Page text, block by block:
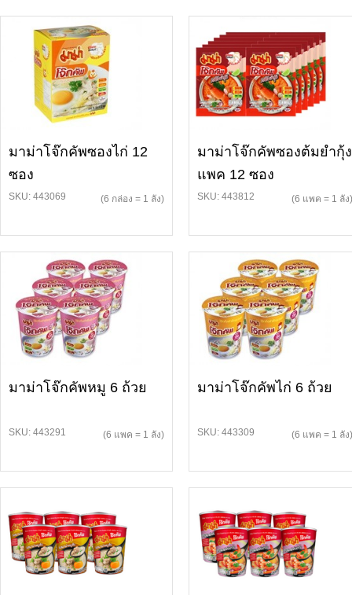
มาม่าโจ๊กคัพซองไก่ 12
ซอง
SKU: 443069 (6 กล่อง = 1 ลัง)
มาม่าโจ๊กคัพซองต้มยำกุ้ง
แพค 12 ซอง
SKU: 443812 (6 แพค = 1 ลัง)
มาม่าโจ๊กคัพหมู 6 ถ้วย
SKU: 443291 (6 แพค = 1 ลัง)
มาม่าโจ๊กคัพไก่ 6 ถ้วย
SKU: 443309 (6 แพค = 1 ลัง)